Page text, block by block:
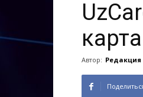
Автор: Редакция